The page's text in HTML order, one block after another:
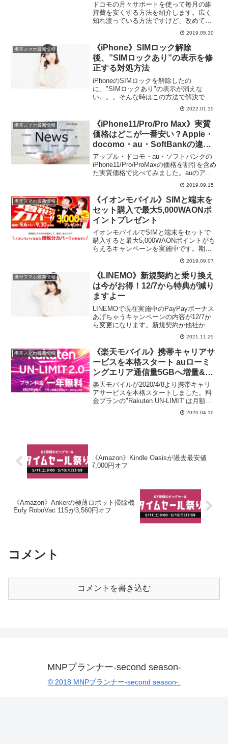
ドコモの月々サポートを使って毎月の維
持費を安くする方法を紹介します。広く
知れ渡っている方法ですけど、改めてま
とめておきます。月々サポートも今月末
で受付終了ですので、急ぎましょう。オ
ススメ機種のオンラインショップ在庫が
ほとんどないですが。。。...
2019.05.30
携帯スマホ最新情報
《iPhone》SIMロック解除
後、”SIMロックあり”の表示を修
正する対処方法
iPhoneのSIMロックを解除したの
に、"SIMロックあり"の表示が消えな
い。。。そんな時はこの方法で解決でき
ます。iPhoneのSIMロックが解除されて
いるか確認する方法iPhoneの"設定"アプ
リを開いて、"一般"→"情報"を選択。少...
2022.01.15
携帯スマホ最新情報
《iPhone11/Pro/Pro Max》実質
価格はどこが一番安い？Apple・
docomo・au・SoftBankの違い
をまとめて比較してみました。
アップル・ドコモ・au・ソフトバンクの
iPhone11/Pro/ProMaxの価格を割引を含め
た実質価格で比べてみました。auのアッ
プグレードプログラムEXとソフトバンク
の半額サポート+の利用料合計9,360円
(390円/月x24回)を加味...
2019.09.15
携帯スマホ最新情報
《イオンモバイル》SIMと端末を
セット購入で最大5,000WAONポ
イントプレゼント
イオンモバイルでSIMと端末をセットで
購入すると最大5,000WAONポイントがも
らえるキャンペーンを実施中です。期間
2019.09.07
携帯スマホ最新情報
《LINEMO》新規契約と乗り換え
は今がお得！12/7から特典が減り
ますよー
LINEMOで現在実施中のPayPayボーナス
あげちゃうキャンペーンの内容が12/7か
ら変更になります。新規契約か他社から
のMNPでPayPayボーナスが最大10,000
円もらえるキャンペーンですが、12/7か
らキャンペーン内容が下記のよう...
2021.11.25
携帯スマホ最新情報
《楽天モバイル》携帯キャリアサ
ービスを本格スタート auローミ
ングエリア通信量5GBへ増量&速
度制限時1Mbpsへアップ
楽天モバイルが2020/4/8より携帯キャリ
アサービスを本格スタートしました。料
金プランの"Rakuten UN-LIMIT"は月額
2,980円(税別)でデータ使い放題、国内通
話がかけ放題(Rakuten Linkを利用)。国内
2020.04.10
《Amazon》Kindle Oasisが過去最安値
7,000円オフ
《Amazon》Ankerの極薄ロボット掃除機
Eufy RoboVac 11Sが3,560円オフ
コメント
コメントを書き込む
MNPプランナー-second season-
© 2018 MNPプランナー-second season-.